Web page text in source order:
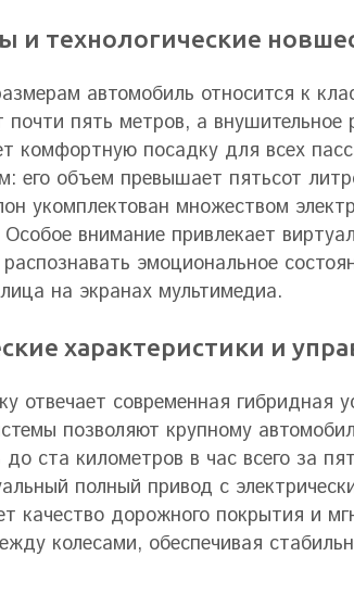
и технологические
автомобиль относится к
почти пять метров, а
комфортную посадку для всех
его объем превышает пятьсот
укомплектован множеством
Особое внимание привлекает
эмоциональное
на экранах мультимедиа.
характеристики и
отвечает современная гибридная
позволяют крупному
до ста километров в час всего за
полный привод с
качество дорожного покрытия и
колесами, обеспечивая